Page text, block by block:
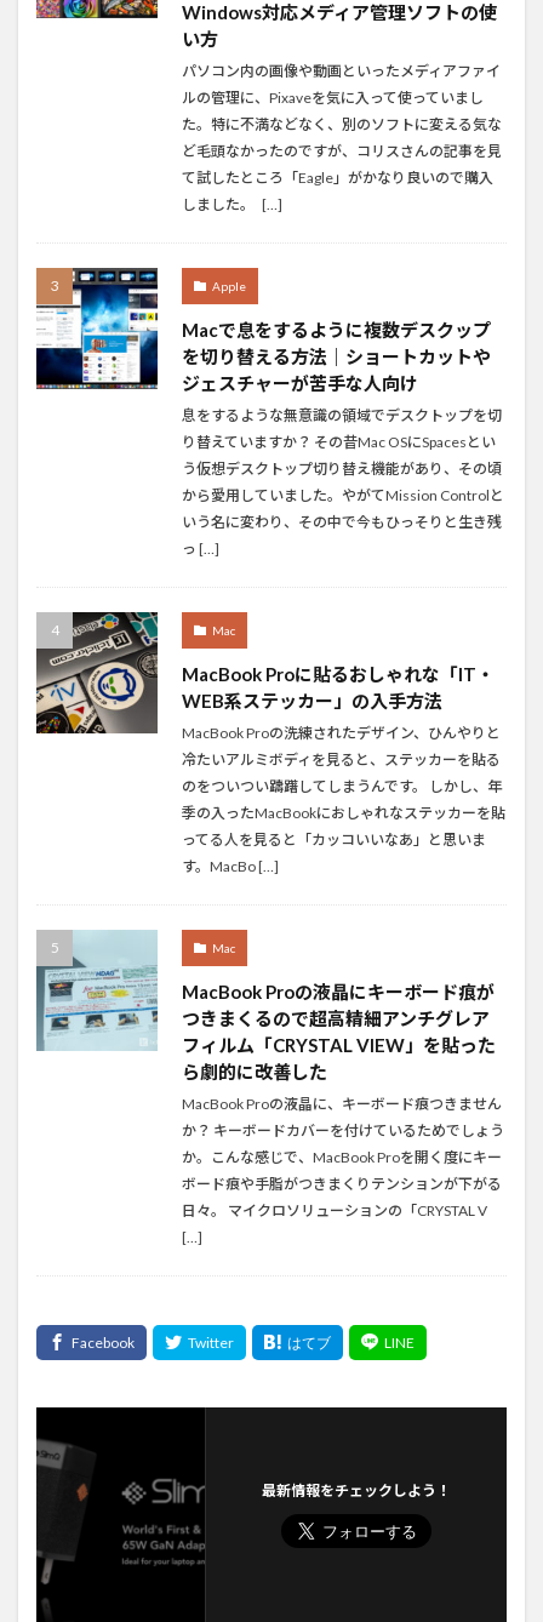
Windows対応メディア管理ソフトの使
い方
パソコン内の画像や動画といったメディアファイ
ルの管理に、Pixaveを気に入って使っていまし
た。特に不満などなく、別のソフトに変える気な
ど毛頭なかったのですが、コリスさんの記事を見
て試したところ「Eagle」がかなり良いので購入
しました。 […]
Apple
Macで息をするように複数デスクップ
を切り替える方法｜ショートカットや
ジェスチャーが苦手な人向け
息をするような無意識の領域でデスクトップを切
り替えていますか？ その昔Mac OSにSpacesとい
う仮想デスクトップ切り替え機能があり、その頃
から愛用していました。やがてMission Controlと
いう名に変わり、その中で今もひっそりと生き残
っ […]
Mac
MacBook Proに貼るおしゃれな「IT・
WEB系ステッカー」の入手方法
MacBook Proの洗練されたデザイン、ひんやりと
冷たいアルミボディを見ると、ステッカーを貼る
のをついつい躊躇してしまうんです。 しかし、年
季の入ったMacBookにおしゃれなステッカーを貼
ってる人を見ると「カッコいいなあ」と思いま
す。MacBo […]
Mac
MacBook Proの液晶にキーボード痕が
つきまくるので超高精細アンチグレア
フィルム「CRYSTAL VIEW」を貼った
ら劇的に改善した
MacBook Proの液晶に、キーボード痕つきません
か？ キーボードカバーを付けているためでしょう
か。こんな感じで、MacBook Proを開く度にキー
ボード痕や手脂がつきまくりテンションが下がる
日々。 マイクロソリューションの「CRYSTAL V
[…]
最新情報をチェックしよう！